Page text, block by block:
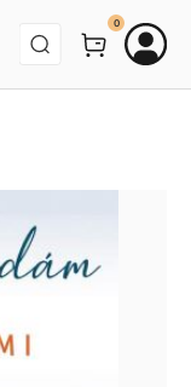
BEJELENTKEZÉS
0